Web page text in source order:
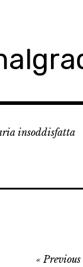
insoddisfatta
Previous